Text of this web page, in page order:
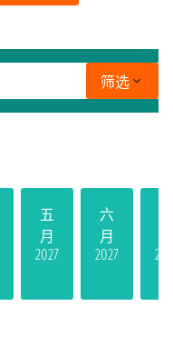
五
月
2027
六
月
2027
筛选